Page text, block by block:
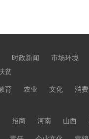
时政新闻 市场环境
贫
育 农业 文化 消费
招商 河南 山西